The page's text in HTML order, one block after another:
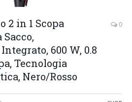
2 in 1 Scopa
600 W, 0.8
Tecnologia
Nero/Rosso
0